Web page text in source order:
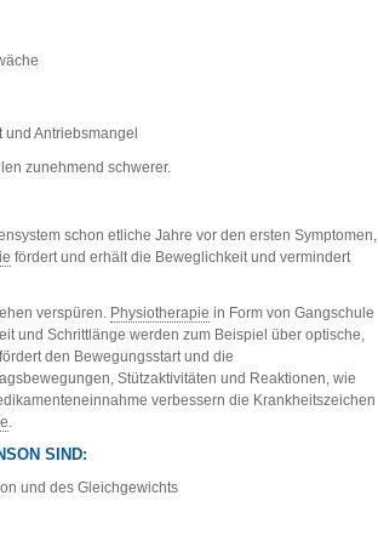
Antriebsmangel
zunehmend schwerer.
schon etliche Jahre vor den ersten Symptomen,
fördert und erhält die Beweglichkeit und vermindert
verspüren. Physiotherapie in Form von Gangschule
und Schrittlänge werden zum Beispiel über optische,
fördert den Bewegungsstart und die
Stützaktivitäten und Reaktionen, wie
verbessern die Krankheitszeichen
.
SIND:
und des Gleichgewichts